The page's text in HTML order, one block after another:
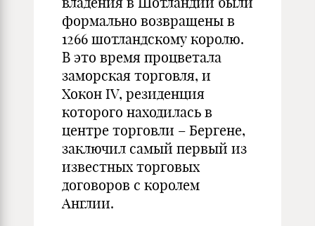
формально возвращены в
1266 шотландскому королю.
В это время процветала
заморская торговля, и
Хокон IV, резиденция
которого находилась в
центре торговли – Бергене,
заключил самый первый из
известных торговых
договоров с королем
Англии.